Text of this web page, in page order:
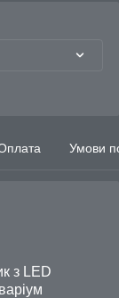
Умови
з LED